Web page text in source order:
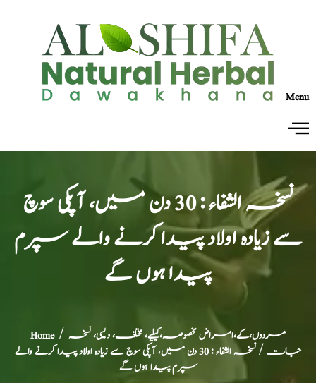
Menu
نسخہ الشفاء : 30 دن میں، آپکی سوچ
سے زیادہ اولاد پیدا کرنے والے سپرم
پیدا ہوں گے
Home/ مردوں،کے،امراض مخصوصہ،کیلیے، مختلف، دیسی، نسخہ
جات
/ نسخہ الشفاء : 30 دن میں، آپکی سوچ سے زیادہ اولاد پیدا کرنے والے
سپرم پیدا ہوں گے